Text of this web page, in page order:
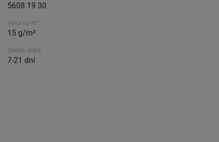
5608 19 30
Váha na m²
15 g/m²
Dodací doba.
7-21 dní